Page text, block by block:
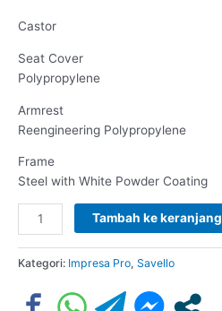
Castor
Seat Cover
Polypropylene
Armrest
Reengineering Polypropylene
Frame
Steel with White Powder Coating
Tambah ke keranjang
Kategori: Impresa Pro, Savello